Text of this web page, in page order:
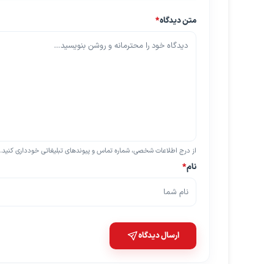
متن دیدگاه*
از درج اطلاعات شخصی، شماره تماس و پیوندهای تبلیغاتی خودداری کنید.
نام*
ارسال دیدگاه